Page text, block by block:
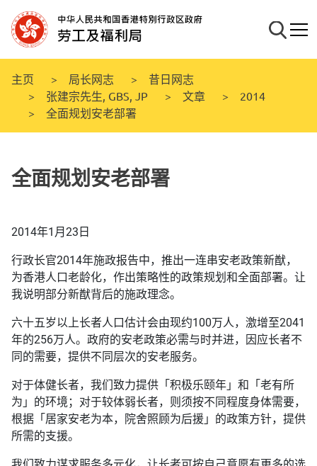
至
主
内
容
搜寻流动
主页 局长网志
昔日网志
张建宗先生, GBS, JP
文章
2014
全面规划安老部署
全面规划安老部署
2014年1月23日
行政长官2014年施政报告中，推出一连串安老政策新猷，
为香港人口老龄化，作出策略性的政策规划和全面部署。让
我说明部分新猷背后的施政理念。
六十五岁以上长者人口估计会由现约100万人，激增至2041
年的256万人。政府的安老政策必需与时并进，因应长者不
同的需要，提供不同层次的安老服务。
对于体健长者，我们致力提供「积极乐颐年」和「老有所
为」的环境；对于较体弱长者，则须按不同程度身体需要，
根据「居家安老为本，院舍照顾为后援」的政策方针，提供
所需的支援。